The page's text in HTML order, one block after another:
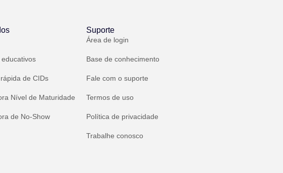
de CIDs
Nível de Maturidade
de No-Show
Suporte
Área de login
Base de conhecimento
Fale com o suporte
Termos de uso
Política de privacidade
Trabalhe conosco